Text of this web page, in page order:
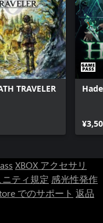
TRAVELER
XBOX アクセサリ
ニティ規定 感光性発作
でのサポート 返品